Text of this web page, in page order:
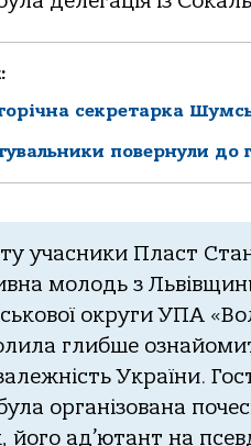
секретарка
повернули до
учасники Пласт
молодь з
округи УПА
глибше
України.
організована
ад’ютант на